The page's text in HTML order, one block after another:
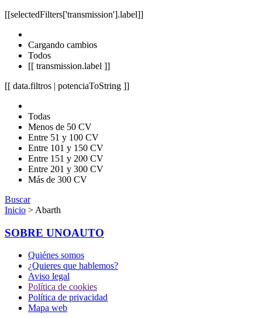
[[selectedFilters['transmission'].label]]
Cargando cambios
Todos
[[ transmission.label ]]
[[ data.filtros | potenciaToString ]]
Todas
Menos de 50 CV
Entre 51 y 100 CV
Entre 101 y 150 CV
Entre 151 y 200 CV
Entre 201 y 300 CV
Más de 300 CV
Buscar
Inicio > Abarth
SOBRE UNOAUTO
Quiénes somos
¿Quieres que hablemos?
Aviso legal
Política de cookies
Política de privacidad
Mapa web